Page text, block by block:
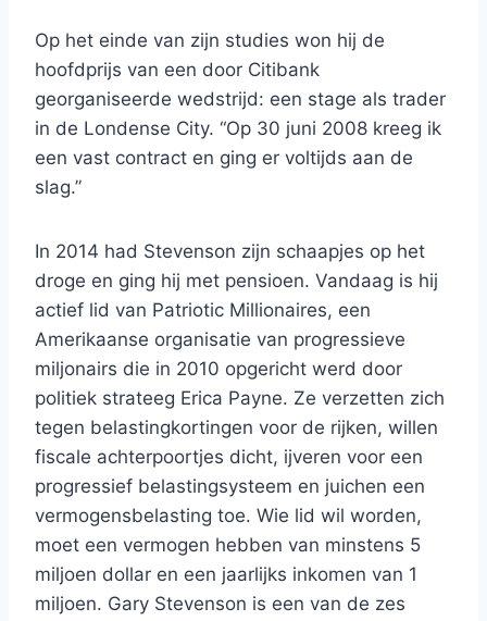
Op het einde van zijn studies won hij de
hoofdprijs van een door Citibank
georganiseerde wedstrijd: een stage als trader
in de Londense City. “Op 30 juni 2008 kreeg ik
een vast contract en ging er voltijds aan de
slag.”
In 2014 had Stevenson zijn schaapjes op het
droge en ging hij met pensioen. Vandaag is hij
actief lid van Patriotic Millionaires, een
Amerikaanse organisatie van progressieve
miljonairs die in 2010 opgericht werd door
politiek strateeg Erica Payne. Ze verzetten zich
tegen belastingkortingen voor de rijken, willen
fiscale achterpoortjes dicht, ijveren voor een
progressief belastingsysteem en juichen een
vermogensbelasting toe. Wie lid wil worden,
moet een vermogen hebben van minstens 5
miljoen dollar en een jaarlijks inkomen van 1
miljoen. Gary Stevenson is een van de zes